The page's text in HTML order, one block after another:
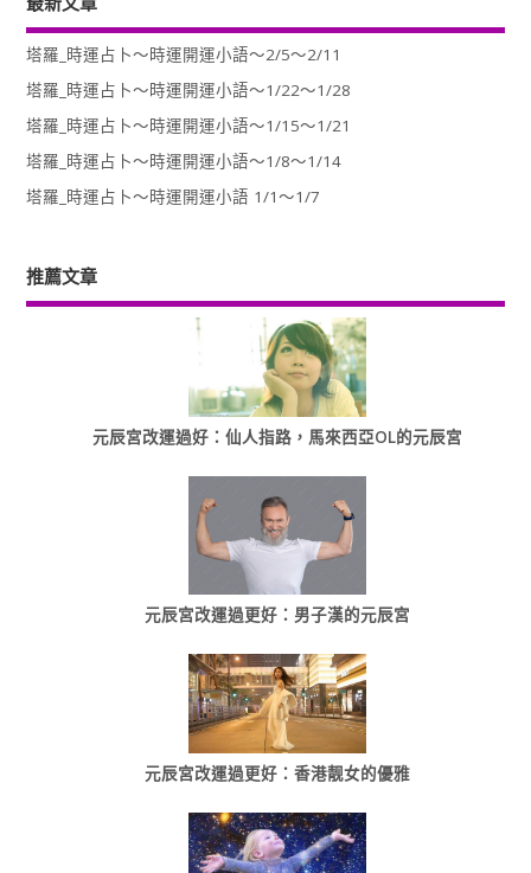
塔羅_時運占卜～時運開運小語～2/5～2/11
塔羅_時運占卜～時運開運小語～1/22～1/28
塔羅_時運占卜～時運開運小語～1/15～1/21
塔羅_時運占卜～時運開運小語～1/8～1/14
塔羅_時運占卜～時運開運小語 1/1～1/7
推薦文章
元辰宮改運過好：仙人指路，馬來西亞OL的元辰宮
元辰宮改運過更好：男子漢的元辰宮
元辰宮改運過更好：香港靓女的優雅